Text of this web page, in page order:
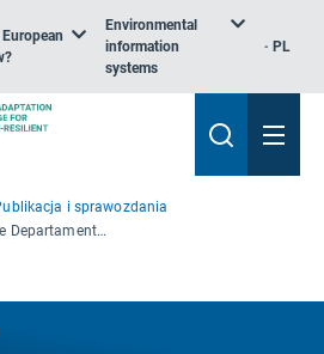
Environmental
information
systems
PL
i sprawozdania
Plany przystosowawcze Departamentu Zjednoczonego Królestwa